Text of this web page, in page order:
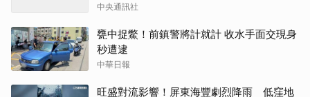
中央通訊社
甕中捉鱉！前鎮警將計就計 收水手面交現身
秒遭逮
中華日報
旺盛對流影響！屏東海豐劇烈降雨 低窪地